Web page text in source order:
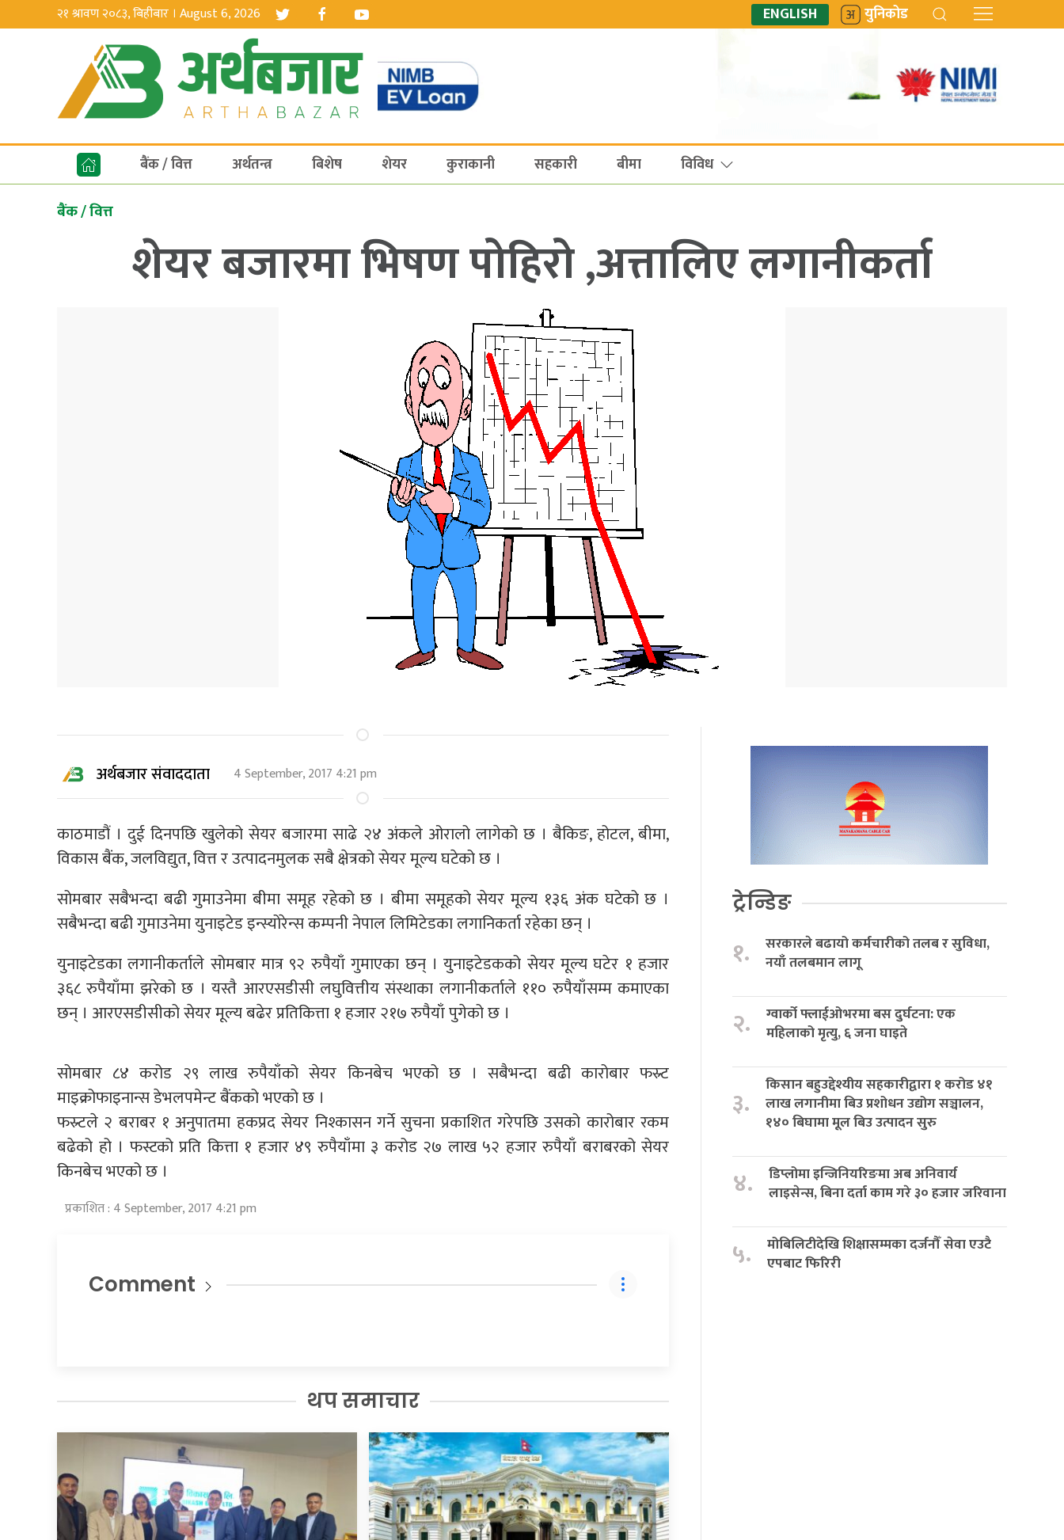
२१ श्रावण २०८३, बिहीबार । August 6, 2026 ENGLISH युनिकोड
बैंक / वित्त अर्थतन्त्र बिशेष शेयर कुराकानी सहकारी बीमा विविध
बैंक / वित्त
शेयर बजारमा भिषण पोहिरो ,अत्तालिए लगानीकर्ता
अर्थबजार संवाददाता 4 September, 2017 4:21 pm
काठमाडौं । दुई दिनपछि खुलेको सेयर बजारमा साढे २४ अंकले ओरालो लागेको छ । बैकिङ, होटल, बीमा,
विकास बैंक, जलविद्युत, वित्त र उत्पादनमुलक सबै क्षेत्रको सेयर मूल्य घटेको छ ।
सोमबार सबैभन्दा बढी गुमाउनेमा बीमा समूह रहेको छ । बीमा समूहको सेयर मूल्य १३६ अंक घटेको छ ।
सबैभन्दा बढी गुमाउनेमा युनाइटेड इन्स्योरेन्स कम्पनी नेपाल लिमिटेडका लगानिकर्ता रहेका छन् ।
युनाइटेडका लगानीकर्ताले सोमबार मात्र ९२ रुपैयाँ गुमाएका छन् । युनाइटेडकको सेयर मूल्य घटेर १ हजार
३६८ रुपैयाँमा झरेको छ । यस्तै आरएसडीसी लघुवित्तीय संस्थाका लगानीकर्ताले ११० रुपैयाँसम्म कमाएका
छन् । आरएसडीसीको सेयर मूल्य बढेर प्रतिकित्ता १ हजार २१७ रुपैयाँ पुगेको छ ।
सोमबार ८४ करोड २९ लाख रुपैयाँको सेयर किनबेच भएको छ । सबैभन्दा बढी कारोबार फस्र्ट
माइक्रोफाइनान्स डेभलपमेन्ट बैंकको भएको छ ।
फस्र्टले २ बराबर १ अनुपातमा हकप्रद सेयर निश्कासन गर्ने सुचना प्रकाशित गरेपछि उसको कारोबार रकम
बढेको हो । फस्टको प्रति कित्ता १ हजार ४९ रुपैयाँमा ३ करोड २७ लाख ५२ हजार रुपैयाँ बराबरको सेयर
किनबेच भएको छ ।
प्रकाशित : 4 September, 2017 4:21 pm
Comment
थप समाचार
ट्रेन्डिङ
१.
सरकारले बढायो कर्मचारीको तलब र सुविधा,
नयाँ तलबमान लागू
२.
ग्वार्को फ्लाईओभरमा बस दुर्घटना: एक
महिलाको मृत्यु, ६ जना घाइते
३.
किसान बहुउद्देश्यीय सहकारीद्वारा १ करोड ४१
लाख लगानीमा बिउ प्रशोधन उद्योग सञ्चालन,
१४० बिघामा मूल बिउ उत्पादन सुरु
४.
डिप्लोमा इन्जिनियरिङमा अब अनिवार्य
लाइसेन्स, बिना दर्ता काम गरे ३० हजार जरिवाना
५.
मोबिलिटीदेखि शिक्षासम्मका दर्जनौँ सेवा एउटै
एपबाट फिरिरी